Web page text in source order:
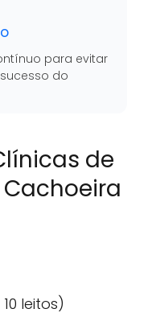
para evitar
do
de
leitos)